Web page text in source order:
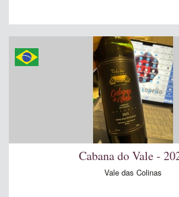
Cabana do Vale -
Vale das Colinas